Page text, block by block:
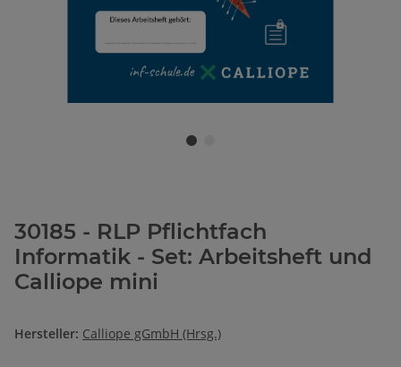
30185 - RLP Pflichtfach
Informatik - Set: Arbeitsheft und
Calliope mini
Hersteller: Calliope gGmbH (Hrsg.)